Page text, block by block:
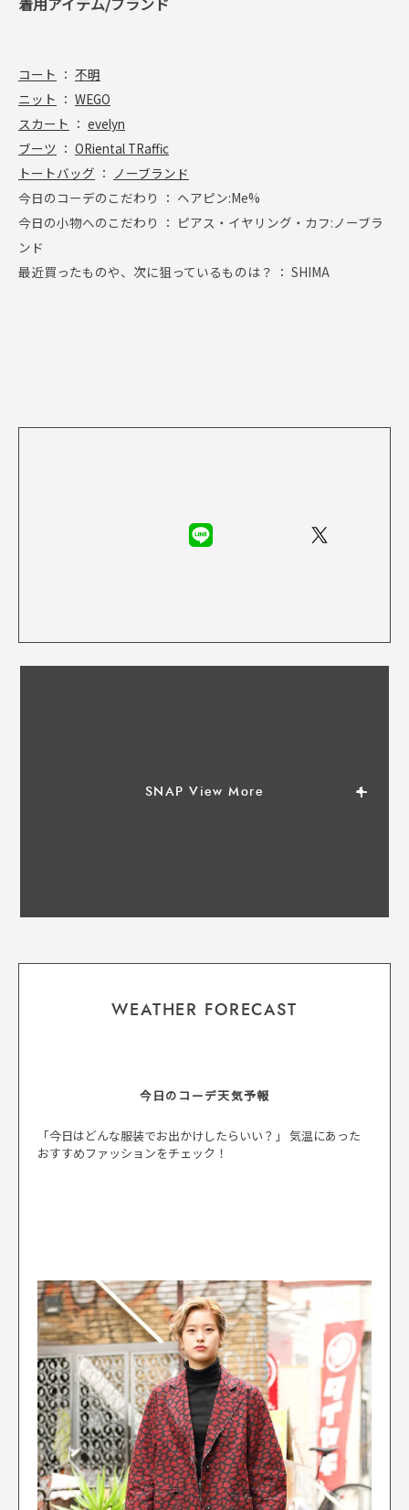
コート ： 不明
ニット ： WEGO
スカート ： evelyn
ブーツ ： ORiental TRaffic
トートバッグ ： ノーブランド
今日のコーデのこだわり ： ヘアピン:Me%
今日の小物へのこだわり ： ピアス・イヤリング・カフ:ノーブラ
ンド
最近買ったものや、次に狙っているものは？ ： SHIMA
SNAP View More
WEATHER FORECAST
今日のコーデ天気予報
「今日はどんな服装でお出かけしたらいい？」 気温にあった
おすすめファッションをチェック！